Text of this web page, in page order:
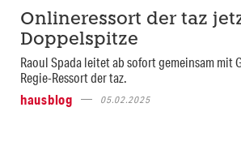
Onlineressort der taz
Doppelspitze
Raoul Spada leitet ab sofort gemeinsam mit
Regie-Ressort der taz.
hausblog
05.02.2025